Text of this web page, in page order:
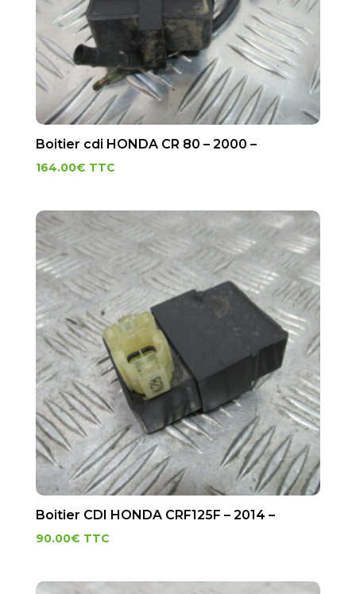
Boitier cdi HONDA CR 80 – 2000 –
164.00€ TTC
Boitier CDI HONDA CRF125F – 2014 –
90.00€ TTC